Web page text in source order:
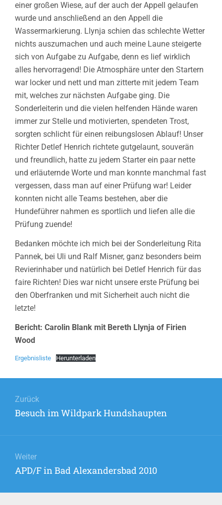
einer großen Wiese, auf der auch der Appell gelaufen
wurde und anschließend an den Appell die
Wassermarkierung. Llynja schien das schlechte Wetter
nichts auszumachen und auch meine Laune steigerte
sich von Aufgabe zu Aufgabe, denn es lief wirklich
alles hervorragend! Die Atmosphäre unter den Startern
war locker und nett und man zitterte mit jedem Team
mit, welches zur nächsten Aufgabe ging. Die
Sonderleiterin und die vielen helfenden Hände waren
immer zur Stelle und motivierten, spendeten Trost,
sorgten schlicht für einen reibungslosen Ablauf! Unser
Richter Detlef Henrich richtete gutgelaunt, souverän
und freundlich, hatte zu jedem Starter ein paar nette
und erläuternde Worte und man konnte manchmal fast
vergessen, dass man auf einer Prüfung war! Leider
konnten nicht alle Teams bestehen, aber die
Hundeführer nahmen es sportlich und liefen alle die
Prüfung zuende!
Bedanken möchte ich mich bei der Sonderleitung Rita
Pannek, bei Uli und Ralf Misner, ganz besonders beim
Revierinhaber und natürlich bei Detlef Henrich für das
faire Richten! Dies war nicht unsere erste Prüfung bei
den Oberfranken und mit Sicherheit auch nicht die
letzte!
Bericht: Carolin Blank mit Bereth Llynja of Firien
Wood
Ergebnisliste Herunterladen
Zurück
Vorheriger
Besuch im Wildpark Hundshaupten
Weiter
Nächster
APD/F in Bad Alexandersbad 2010